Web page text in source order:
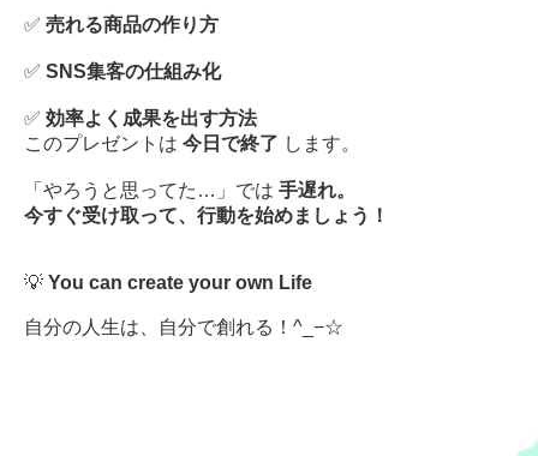
✅ 売れる商品の作り方
✅ SNS集客の仕組み化
✅ 効率よく成果を出す方法
このプレゼントは 今日で終了 します。
「やろうと思ってた…」では 手遅れ。
今すぐ受け取って、行動を始めましょう！
💡 You can create your own Life
自分の人生は、自分で創れる！^_−☆